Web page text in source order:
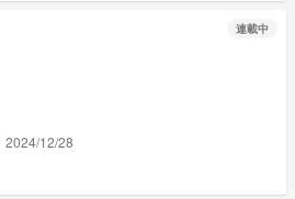
連載中
2024/12/28